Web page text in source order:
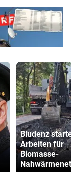
Bludenz
Arbeiten für
Biomasse-